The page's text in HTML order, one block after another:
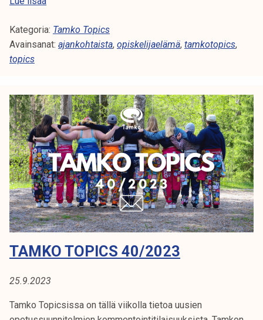
k
i
!
m
k
p
i
c
s
4
1
/
2
0
2
3
Kategoria: Tamko Topics
Avainsanat: ajankohtaista, opiskelijaelämä, tamkotopics,
topics
TAMKO TOPICS 40/2023
25.9.2023
Tamko Topicsissa on tällä viikolla tietoa uusien